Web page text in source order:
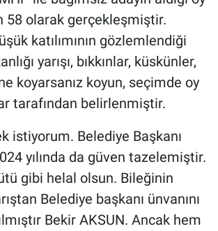
58 olarak gerçekleşmiştir.
katılımının gözlemlendiği
yarışı, bıkkınlar, küskünler,
ne koyarsanız koyun, seçimde oy
tarafından belirlenmiştir.
istiyorum. Belediye Başkanı
yılında da güven tazelemiştir.
gibi helal olsun. Bileğinin
Belediye başkanı ünvanını
Bekir AKSUN. Ancak hem